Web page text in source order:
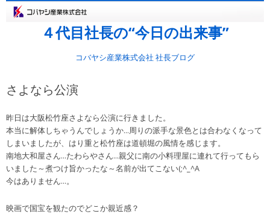
４代目社長の“今日の出来事”
コバヤシ産業株式会社 社長ブログ
さよなら公演
昨日は大阪松竹座さよなら公演に行きました。
本当に解体しちゃうんでしょうか…周りの派手な景色とは合わなくなって
しまいましたが、はり重と松竹座は道頓堀の風情を感じます。
南地大和屋さん…たわらやさん…親父に南の小料理屋に連れて行ってもら
いました～煮つけ旨かったな～名前が出てこない(;^_^A
今はありません…。
映画で国宝を観たのでどこか親近感？